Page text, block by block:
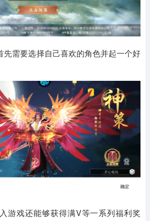
先需要选择自己喜欢的角色并起一个好
游戏还能够获得满V等一系列福利奖